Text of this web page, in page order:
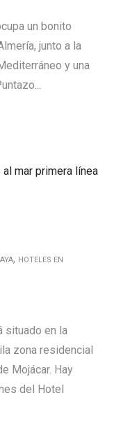
un bonito
junto a la
y una
, HOTELES EN
situado en la
zona residencial
Mojácar. Hay
del Hotel